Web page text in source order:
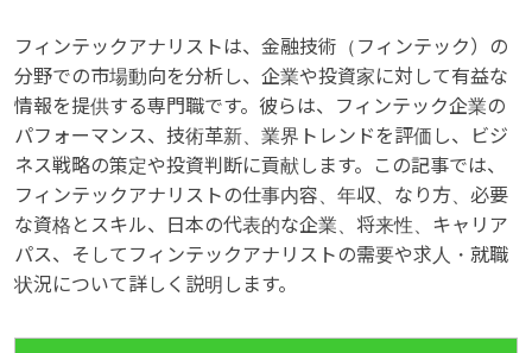
フィンテックアナリストは、金融技術（フィンテック）の
分野での市場動向を分析し、企業や投資家に対して有益な
情報を提供する専門職です。彼らは、フィンテック企業の
パフォーマンス、技術革新、業界トレンドを評価し、ビジ
ネス戦略の策定や投資判断に貢献します。この記事では、
フィンテックアナリストの仕事内容、年収、なり方、必要
な資格とスキル、日本の代表的な企業、将来性、キャリア
パス、そしてフィンテックアナリストの需要や求人・就職
状況について詳しく説明します。